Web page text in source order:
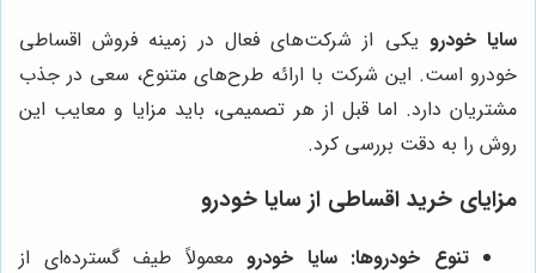
سایا خودرو یکی از شرکت‌های فعال در زمینه فروش اقساطی
خودرو است. این شرکت با ارائه طرح‌های متنوع، سعی در جذب
مشتریان دارد. اما قبل از هر تصمیمی، باید مزایا و معایب این
روش را به دقت بررسی کرد.
مزایای خرید اقساطی از سایا خودرو
تنوع خودروها: سایا خودرومعمولاً طیف گسترده‌ای از